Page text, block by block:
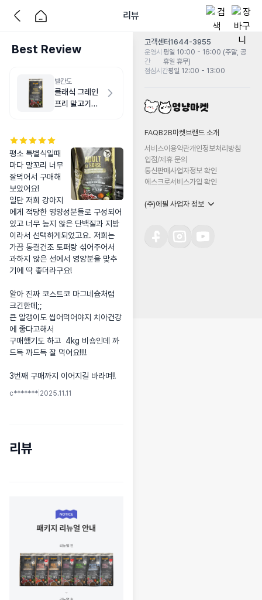
리뷰
Best Review
벨칸도
클래식 그레인
프리 말고기
+1
평소 특별식일때
마다 말꼬리 너무
잘먹어서 구매해
보았어요!
일단 저희 강아지
에게 적당한 영양성분들로 구성되어
있고 너무 높지 않은 단백질과 지방
이라서 선택하게되었고요. 저희는
가끔 동결건조 토퍼랑 섞어주어서
과하지 않은 선에서 영양분을 맞추
기에 딱 좋더라구요!
알아 진짜 코스트코 마그네슘처럼
크긴한데;;
큰 알갱이도 씹어먹어야지 치아건강
에 좋다고해서
구매했기도 하고  4kg 비숑인데 까
드득 까드득 잘 먹어요!!!!
3번째 구매까지 이어지길 바라며!!
c******* 2025.11.11
리뷰
고객센터1644-3955
운영시
간
평일 10:00 - 16:00 (주말, 공
휴일 휴무)
점심시간평일 12:00 - 13:00
FAQB2B마켓 브랜드 소개
서비스이용약관개인정보처리방침
입점/제휴 문의
통신판매사업자정보 확인
에스크로서비스가입 확인
(주)에필 사업자 정보